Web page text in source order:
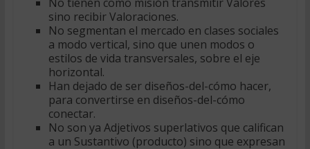
sino recibir Valoraciones.
No segmentan el mercado en clases sociales
a modo vertical, sino que unen modos o
estilos de vida transversales, sobre el eje
horizontal.
Han dejado de ser diseños-del-cómo hacer,
para convertirse en diseños-del-cómo
conectar.
No son ya Adjetivos superlativos que califican
a un Sustantivo (producto) sino que expresan